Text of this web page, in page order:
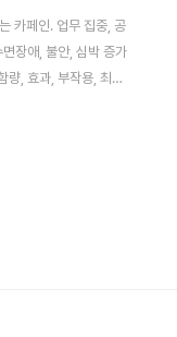
카페인. 업무 집중, 공
장애, 불안, 심박 증가
량, 효과, 부작용, 최신
페인이란?2. 음료별
전 체크리스트10. 관